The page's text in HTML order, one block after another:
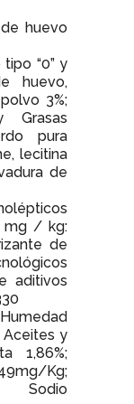
huevo
“0” y
huevo,
3%;
Grasas
pura
lecitina
de
mg / kg:
de
aditivos
Humedad
Aceites y
1,86%;
Kg;
Sodio